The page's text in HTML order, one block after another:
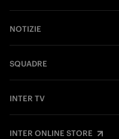
NOTIZIE
SQUADRE
INTER TV
INTER ONLINE STORE